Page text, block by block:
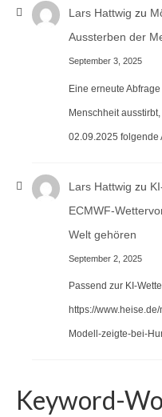
Lars Hattwig zu
Aussterben der
September 3, 2025
Eine erneute
Menschheit
02.09.2025 folgende
Lars Hattwig zu
ECMWF-
Welt gehören
September 2, 2025
Passend zur KI-
https://
Modell-zeigte-bei-
Keyword-